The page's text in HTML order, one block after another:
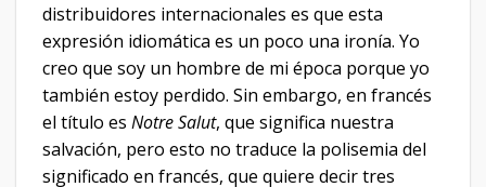
distribuidores internacionales es que esta
expresión idiomática es un poco una ironía. Yo
creo que soy un hombre de mi época porque yo
también estoy perdido. Sin embargo, en francés
el título es Notre Salut, que significa nuestra
salvación, pero esto no traduce la polisemia del
significado en francés, que quiere decir tres